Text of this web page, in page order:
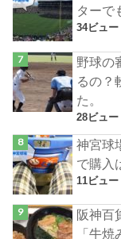
ターで
34ビュー
野球の
るの？
た。
28ビュー
神宮球
で購入
11ビュー
阪神百
「牛